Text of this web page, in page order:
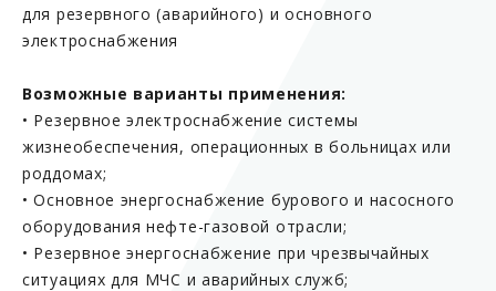
для резервного (аварийного) и основного
электроснабжения
Возможные варианты применения:
• Резервное электроснабжение системы
жизнеобеспечения, операционных в больницах или
роддомах;
• Основное энергоснабжение бурового и насосного
оборудования нефте-газовой отрасли;
• Резервное энергоснабжение при чрезвычайных
ситуациях для МЧС и аварийных служб;